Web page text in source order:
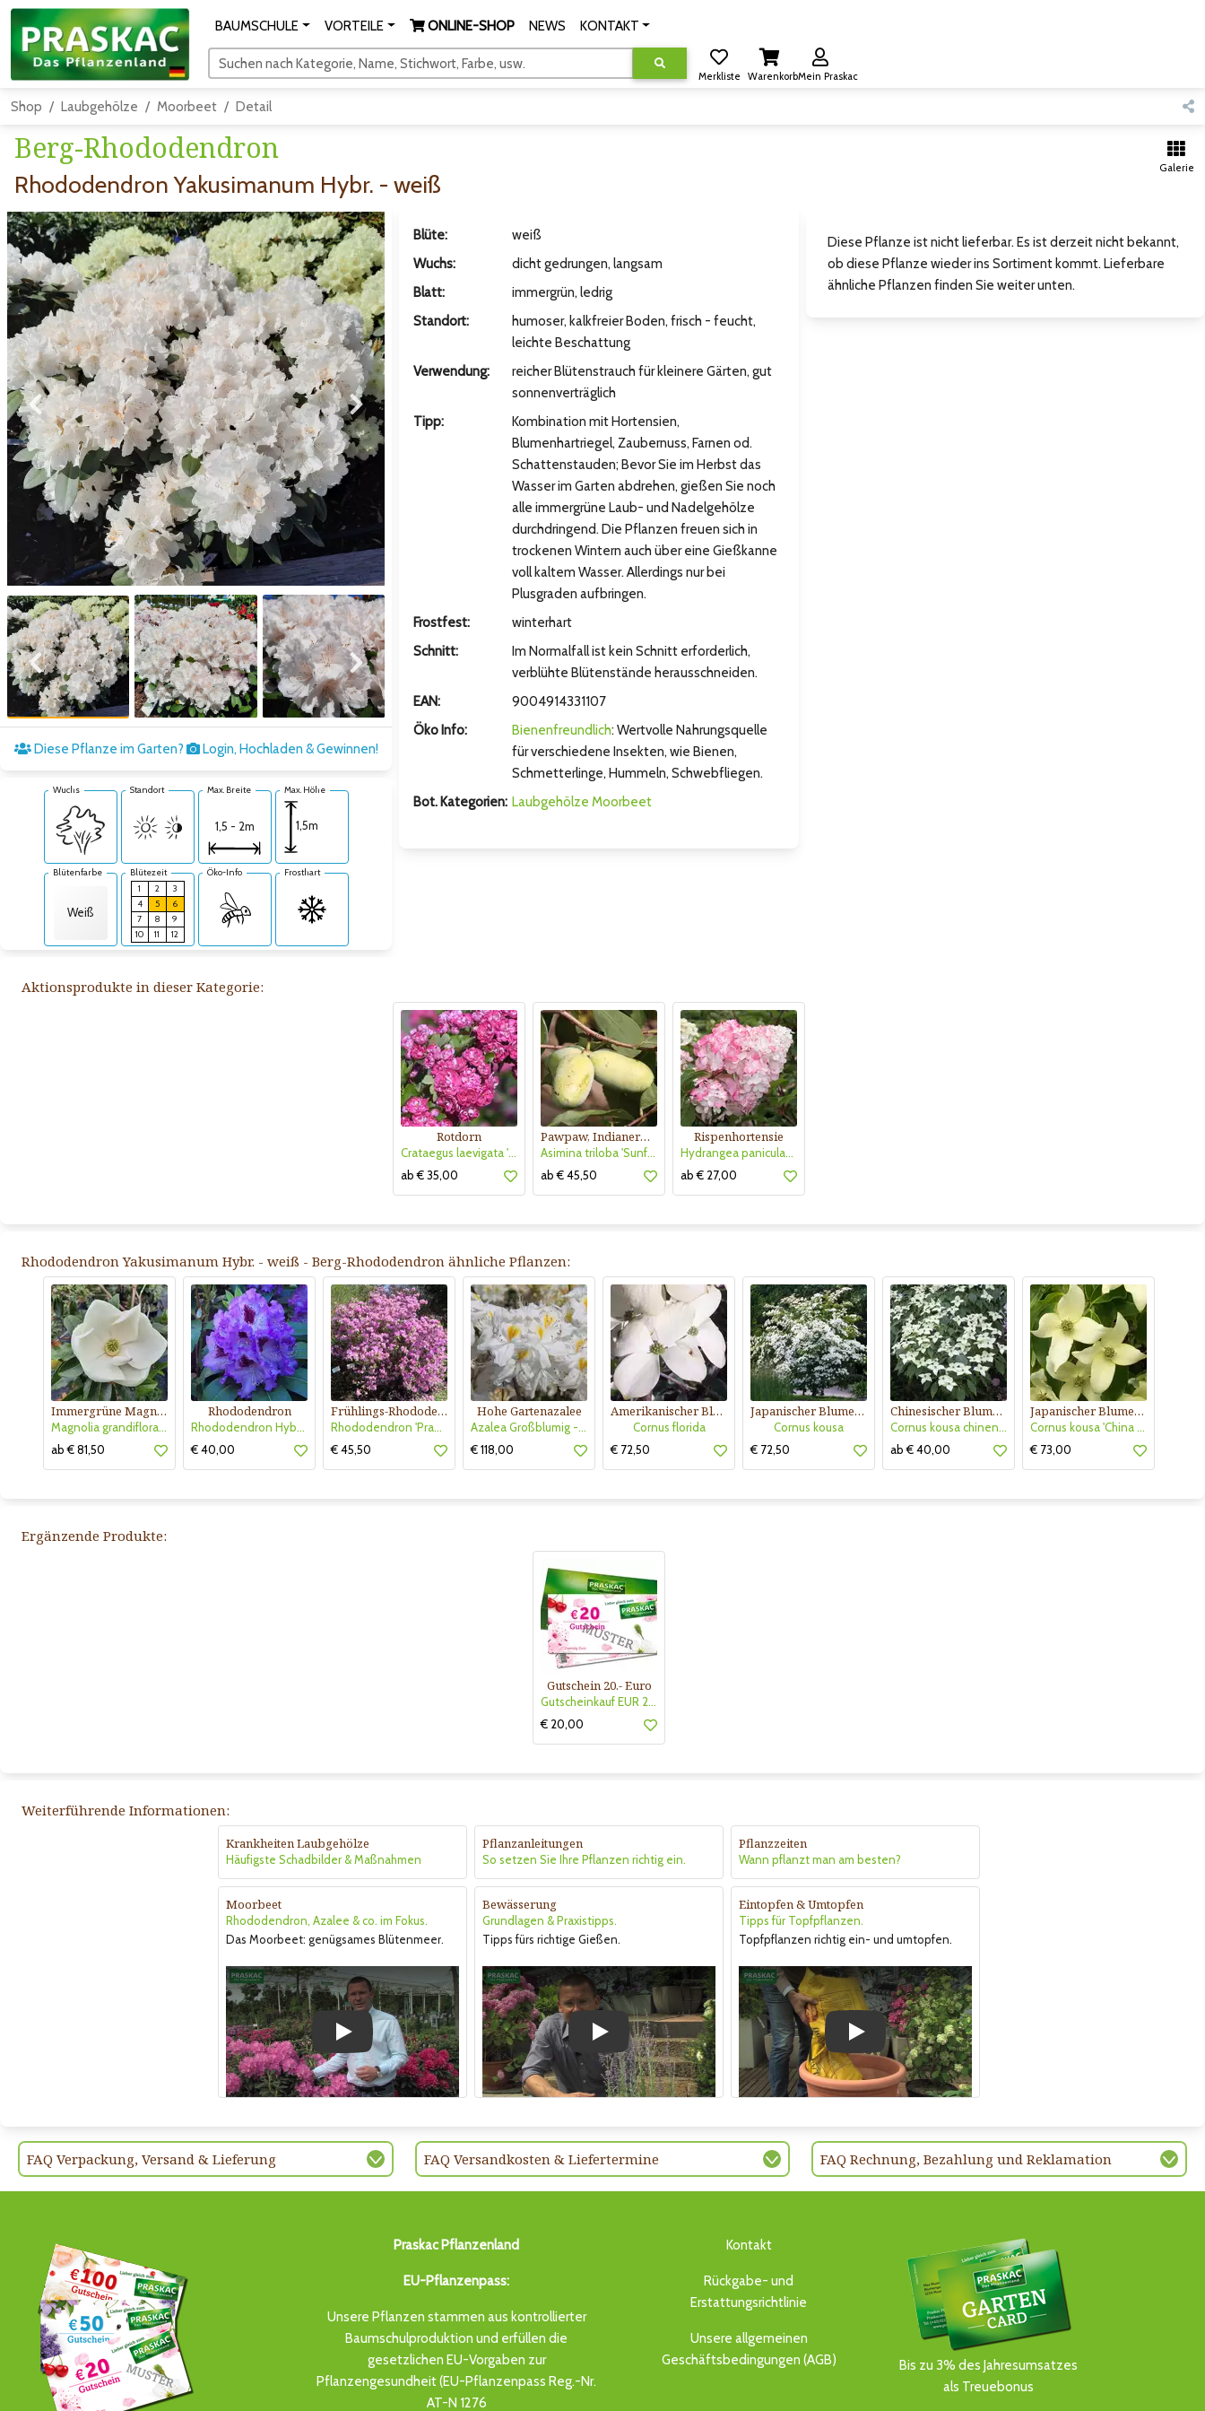
BAUMSCHULE VORTEILE ONLINE-SHOP NEWS KONTAKT
Suchen nach Kategorie, Name, Stichwort, Farbe, usw.
Merkliste WarenkorbMein Praskac
Shop Laubgehölze Moorbeet Detail
Berg-Rhododendron
Rhododendron Yakusimanum Hybr. - weiß
Galerie
Zum vorigen Bild Zum nächsten Bild
Zum vorigen Bild Zum nächsten Bild
Diese Pflanze im Garten? Login, Hochladen & Gewinnen!
Wuchs Standort Max. Breite
1,5 - 2m
Max. Höhe
1,5m
Blütenfarbe
Weiß
Blütezeit
1
2
3
4
5
6
7
8
9
10
11 12
Öko-Info Frosthart
Diese Pflanze ist nicht lieferbar. Es ist derzeit nicht bekannt,
ob diese Pflanze wieder ins Sortiment kommt. Lieferbare
ähnliche Pflanzen finden Sie weiter unten.
Blüte:
weiß
Wuchs:
dicht gedrungen, langsam
Blatt:
immergrün, ledrig
Standort:
humoser, kalkfreier Boden, frisch - feucht,
leichte Beschattung
Verwendung:
reicher Blütenstrauch für kleinere Gärten, gut
sonnenverträglich
Tipp:
Kombination mit Hortensien,
Blumenhartriegel, Zaubernuss, Farnen od.
Schattenstauden; Bevor Sie im Herbst das
Wasser im Garten abdrehen, gießen Sie noch
alle immergrüne Laub- und Nadelgehölze
durchdringend. Die Pflanzen freuen sich in
trockenen Wintern auch über eine Gießkanne
voll kaltem Wasser. Allerdings nur bei
Plusgraden aufbringen.
Frostfest:
winterhart
Schnitt:
Im Normalfall ist kein Schnitt erforderlich,
verblühte Blütenstände herausschneiden.
EAN:
9004914331107
Öko Info:
Bienenfreundlich: Wertvolle Nahrungsquelle
für verschiedene Insekten, wie Bienen,
Schmetterlinge, Hummeln, Schwebfliegen.
Bot. Kategorien: Laubgehölze Moorbeet
Aktionsprodukte in dieser Kategorie:
Rotdorn
Crataegus laevigata 'Pauls Scarlet'
ab € 35,00
Pawpaw, Indianerbanane
Asimina triloba 'Sunflower'
ab € 45,50
Rispenhortensie
Hydrangea paniculata 'Vanille Fraise'
ab € 27,00
Rhododendron Yakusimanum Hybr. - weiß - Berg-Rhododendron ähnliche Pflanzen:
Immergrüne Magnolie
Magnolia grandiflora 'Little Gem'
ab € 81,50
Rhododendron
Rhododendron Hybride - violett PG2
€ 40,00
Frühlings-Rhododendron
Rhododendron 'Praecox'
€ 45,50
Hohe Gartenazalee
Azalea Großblumig - weiß
€ 118,00
Amerikanischer Blumenhartriegel
Cornus florida
€ 72,50
Japanischer Blumenhartriegel
Cornus kousa
€ 72,50
Chinesischer Blumenhartriegel
Cornus kousa chinensis
ab € 40,00
Japanischer Blumenhartriegel
Cornus kousa 'China Girl'
€ 73,00
Ergänzende Produkte:
Gutschein 20.- Euro
Gutscheinkauf EUR 20.-
€ 20,00
Weiterführende Informationen:
Krankheiten Laubgehölze
Häufigste Schadbilder & Maßnahmen
Pflanzanleitungen
So setzen Sie Ihre Pflanzen richtig ein.
Pflanzzeiten
Wann pflanzt man am besten?
Moorbeet
Rhododendron, Azalee & co. im Fokus.
Das Moorbeet: genügsames Blütenmeer.
Play
Bewässerung
Grundlagen & Praxistipps.
Tipps fürs richtige Gießen.
Play
Eintopfen & Umtopfen
Tipps für Topfpflanzen.
Topfpflanzen richtig ein- und umtopfen.
Play
FAQ Verpackung, Versand & Lieferung FAQ Versandkosten & Liefertermine FAQ Rechnung, Bezahlung und Reklamation
Praskac Pflanzenland
EU-Pflanzenpass:
Unsere Pflanzen stammen aus kontrollierter
Baumschulproduktion und erfüllen die
gesetzlichen EU-Vorgaben zur
Pflanzengesundheit (EU-Pflanzenpass Reg.-Nr.
AT-N 1276
Kontakt
Rückgabe- und
Erstattungsrichtlinie
Unsere allgemeinen
Geschäftsbedingungen (AGB)
Bis zu 3% des Jahresumsatzes
als Treuebonus